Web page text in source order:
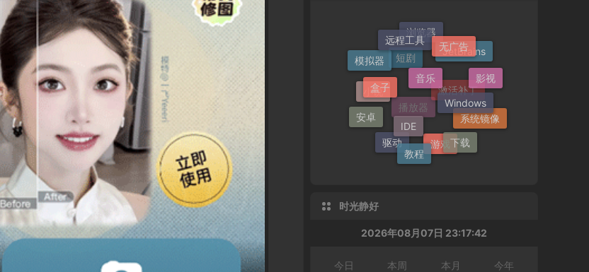
短剧
浏览器
JetBrains
激活补丁
播放器
小说
模拟器
远程工具 无广告
影视
系统镜像
游戏
驱动
安卓
盒子
音乐
Windows
下载
教程
IDE
时光静好
2026年08月07日 23:17:43
今日 本周 本月 今年